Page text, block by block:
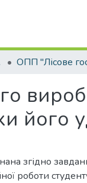
його
згідно
роботи